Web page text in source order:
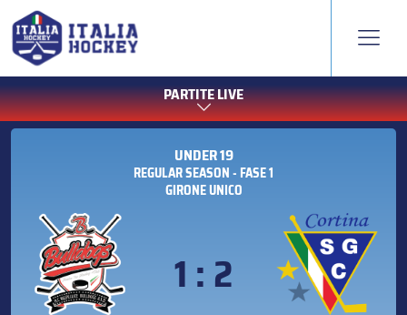
PARTITE LIVE
UNDER 19
REGULAR SEASON - FASE 1
GIRONE UNICO
1 : 2